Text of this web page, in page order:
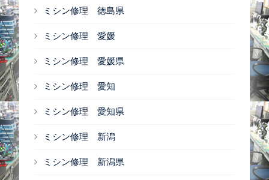
ミシン修理 徳島県
ミシン修理 愛媛
ミシン修理 愛媛県
ミシン修理 愛知
ミシン修理 愛知県
ミシン修理 新潟
ミシン修理 新潟県